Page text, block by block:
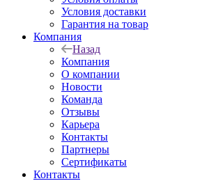
Условия доставки
Гарантия на товар
Компания
Назад
Компания
О компании
Новости
Команда
Отзывы
Карьера
Контакты
Партнеры
Сертификаты
Контакты